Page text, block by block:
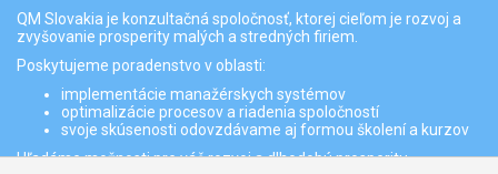
QM Slovakia je konzultačná spoločnosť, ktorej cieľom je rozvoj a
zvyšovanie prosperity malých a stredných firiem.
Poskytujeme poradenstvo v oblasti:
implementácie manažérskych systémov
optimalizácie procesov a riadenia spoločností
svoje skúsenosti odovzdávame aj formou školení a kurzov
Hľadáme možnosti pre váš rozvoj a dlhodobú prosperitu